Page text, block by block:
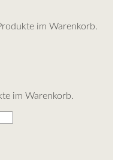
im Warenkorb.
im Warenkorb.